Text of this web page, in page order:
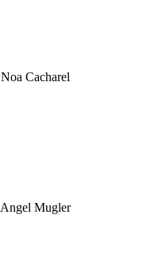
Noa Cacharel
Angel Mugler